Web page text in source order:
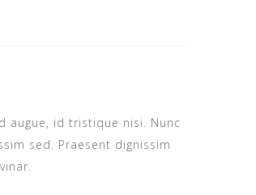
augue, id tristique nisi. Nunc
sed. Praesent dignissim